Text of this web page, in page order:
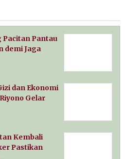
Pacitan Pantau
demi Jaga
dan Ekonomi
Gelar
Kembali
Pastikan